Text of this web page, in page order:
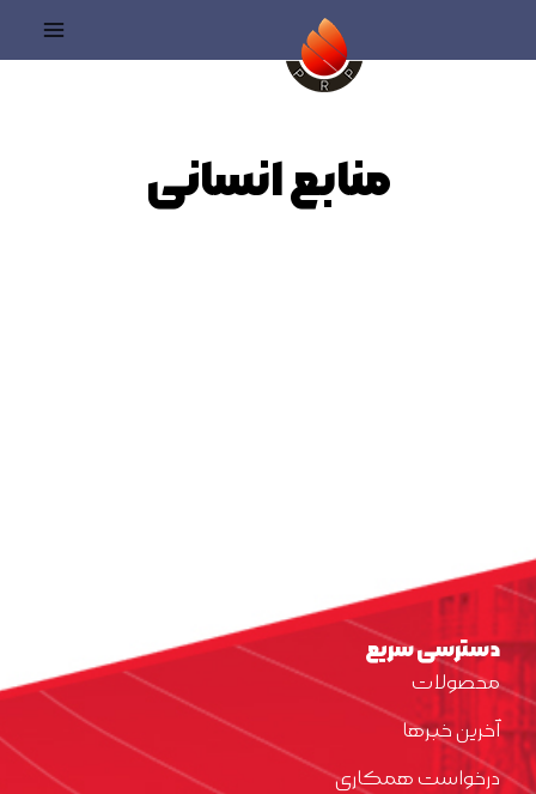
به
Main
Menu
منابع انسانی
دسترسی سریع
محصولات
آخرین خبرها
درخواست همکاری